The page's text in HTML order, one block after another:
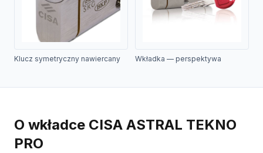
Klucz symetryczny nawiercany Wkładka — perspektywa
O wkładce CISA ASTRAL TEKNO
PRO